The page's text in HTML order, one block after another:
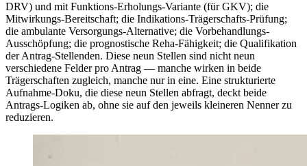
DRV) und mit Funktions-Erholungs-Variante (für GKV); die
Mitwirkungs-Bereitschaft; die Indikations-Trägerschafts-Prüfung;
die ambulante Versorgungs-Alternative; die Vorbehandlungs-
Ausschöpfung; die prognostische Reha-Fähigkeit; die Qualifikation
der Antrag-Stellenden. Diese neun Stellen sind nicht neun
verschiedene Felder pro Antrag — manche wirken in beide
Trägerschaften zugleich, manche nur in eine. Eine strukturierte
Aufnahme-Doku, die diese neun Stellen abfragt, deckt beide
Antrags-Logiken ab, ohne sie auf den jeweils kleineren Nenner zu
reduzieren.